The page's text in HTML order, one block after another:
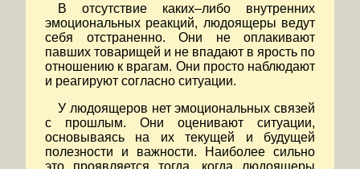
В отсутствие каких–либо внутренних
эмоциональных реакций, людоящеры ведут
себя отстраненно. Они не оплакивают
павших товарищей и не впадают в ярость по
отношению к врагам. Они просто наблюдают
и реагируют согласно ситуации.
У людоящеров нет эмоциональных связей
с прошлым. Они оценивают ситуации,
основываясь на их текущей и будущей
полезности и важности. Наиболее сильно
это проявляется тогда, когда людоящеры